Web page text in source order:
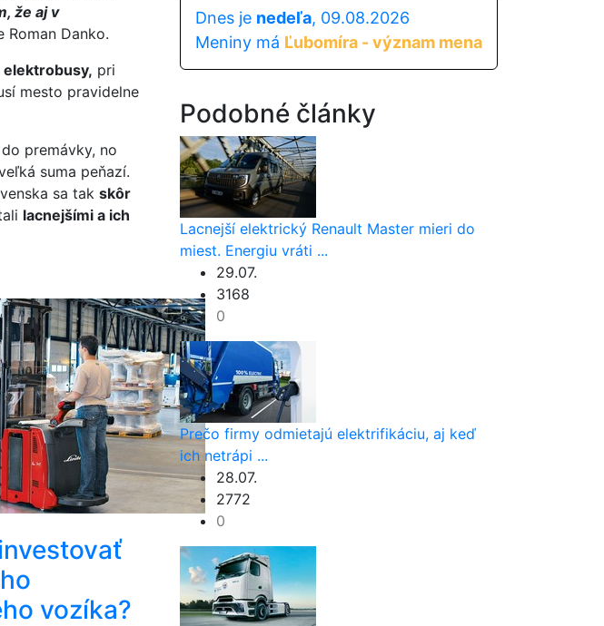
že aj v
Roman Danko.
elektrobusy, pri
mesto pravidelne
premávky, no
suma peňazí.
sa tak skôr
lacnejšími a ich
vozíka?
Dnes je nedeľa, 09.08.2026
Meniny má Ľubomíra - význam mena
Podobné články
Lacnejší elektrický Renault Master mieri do
miest. Energiu vráti ...
29.07.
3168
0
Prečo firmy odmietajú elektrifikáciu, aj keď
ich netrápi ...
28.07.
2772
0